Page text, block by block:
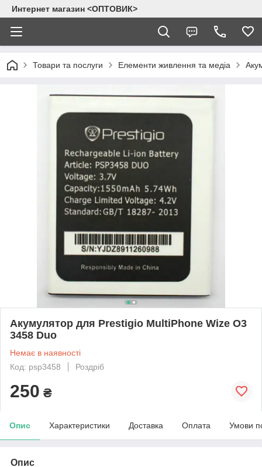
Интернет магазин <ОПТОВИК>
Товари та послуги Елементи живлення та медіа
Акумулятор для Prestigio MultiPhone Wize O3
3458 Duo
Немає в наявності
Код: psp3458
Роздріб
250 ₴
Опис Характеристики Доставка Оплата Умови
Опис